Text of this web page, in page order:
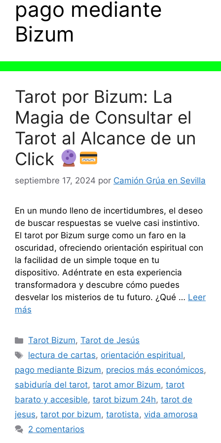
pago mediante
Bizum
Tarot por Bizum: La
Magia de Consultar el
Tarot al Alcance de un
Click
septiembre 17, 2024 por Camión Grúa en Sevilla
En un mundo lleno de incertidumbres, el deseo
de buscar respuestas se vuelve casi instintivo.
El tarot por Bizum surge como un faro en la
oscuridad, ofreciendo orientación espiritual con
la facilidad de un simple toque en tu
dispositivo. Adéntrate en esta experiencia
transformadora y descubre cómo puedes
desvelar los misterios de tu futuro. ¿Qué … Leer
más
Categorías
Tarot Bizum,Tarot de Jesús
Etiquetas
lectura de cartas, orientación espiritual,
pago mediante Bizum, precios más económicos,
sabiduría del tarot, tarot amor Bizum, tarot
barato y accesible, tarot bizum 24h, tarot de
jesus, tarot por bizum, tarotista, vida amorosa
2 comentarios